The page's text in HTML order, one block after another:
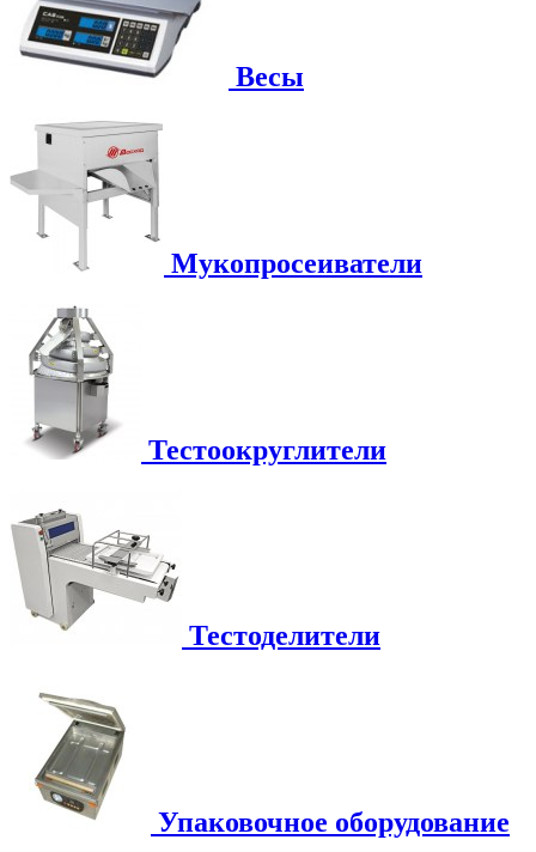
Весы
Мукопросеиватели
Тестоокруглители
Тестоделители
Упаковочное оборудование